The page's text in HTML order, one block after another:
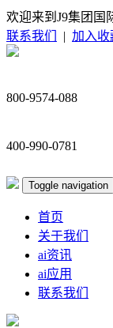
欢迎来到J9集团国
联系我们
| 加入收
800-9574-088
400-990-0781
Toggle navigation
首页
关于我们
ai资讯
ai应用
联系我们